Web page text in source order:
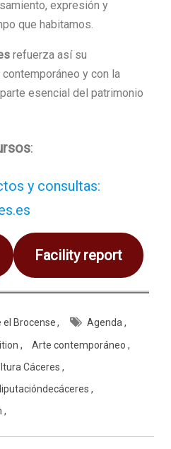
expresión y
que habitamos.
refuerza así su
y con la
esencial del patrimonio
:
y consultas:
Facility report
el Brocense
Agenda
Arte contemporáneo
Cáceres